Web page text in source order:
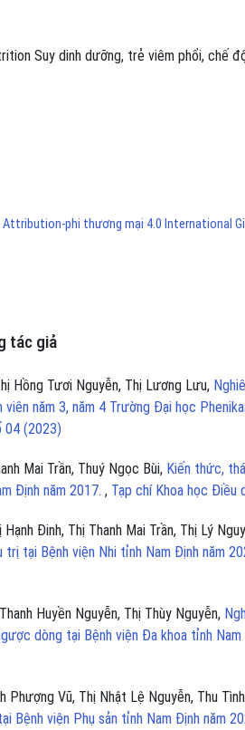
Suy dinh dưỡng, trẻ viêm phổi, chế
phi thương mại 4.0 International
tác giả
Hồng Tươi Nguyễn, Thị Lương Lưu,
năm 3, năm 4 Trường Đại học
04 (2023)
Mai Trần, Thuý Ngọc Bùi, Kiến thức,
Định năm 2017. , Tạp chí Khoa học Điều
Đinh, Thị Thanh Mai Trần, Thị Lý
tại Bệnh viện Nhi tỉnh Nam Định năm
Huyền Nguyễn, Thị Thùy Nguyễn,
dòng tại Bệnh viện Đa khoa tỉnh
Phượng Vũ, Thị Nhật Lệ Nguyễn, Thu
Bệnh viện Phụ sản tỉnh Nam Định năm